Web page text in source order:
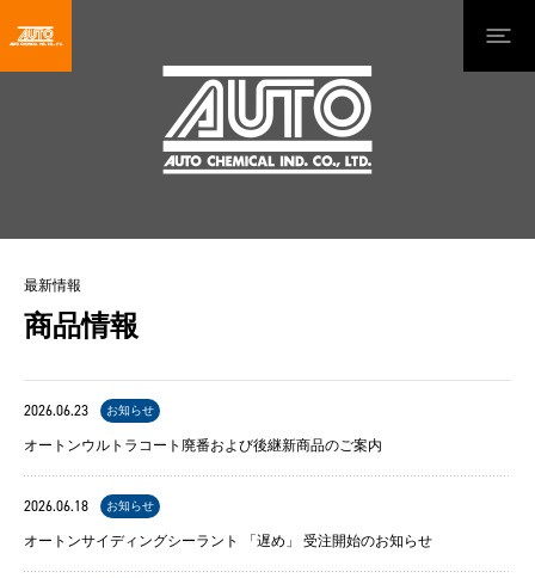
最新情報
商品情報
2026.06.23 お知らせ
オートンウルトラコート廃番および後継新商品のご案内
2026.06.18 お知らせ
オートンサイディングシーラント 「遅め」 受注開始のお知らせ